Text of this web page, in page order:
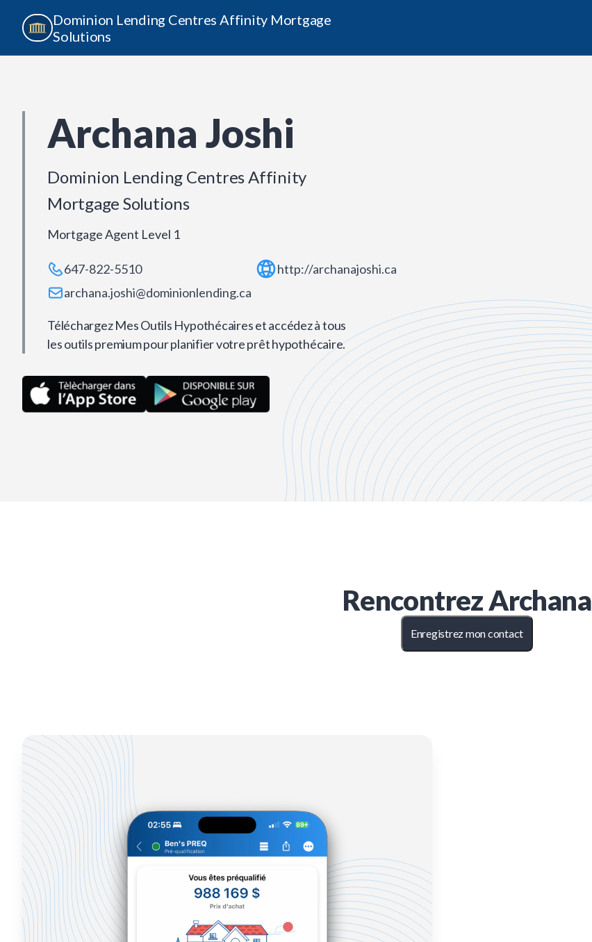
Dominion Lending Centres Affinity Mortgage
Solutions
Archana Joshi
Dominion Lending Centres Affinity
Mortgage Solutions
Mortgage Agent Level 1
647-822-5510
archana.joshi@dominionlending.ca
http://archanajoshi.ca
Téléchargez Mes Outils Hypothécaires et accédez à tous
les outils premium pour planifier votre prêt hypothécaire.
RencontrezArchana
Enregistrez mon contact